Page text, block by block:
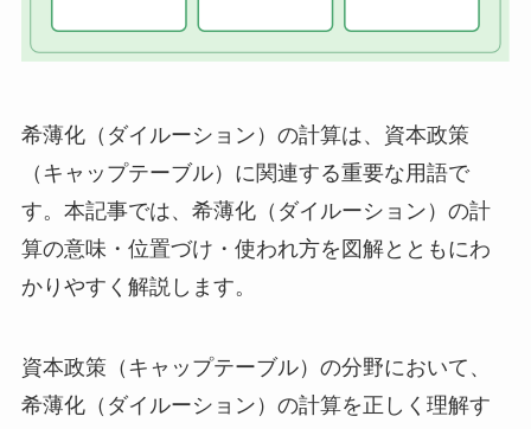
希薄化（ダイルーション）の計算は、資本政策
（キャップテーブル）に関連する重要な用語で
す。本記事では、希薄化（ダイルーション）の計
算の意味・位置づけ・使われ方を図解とともにわ
かりやすく解説します。
資本政策（キャップテーブル）の分野において、
希薄化（ダイルーション）の計算を正しく理解す